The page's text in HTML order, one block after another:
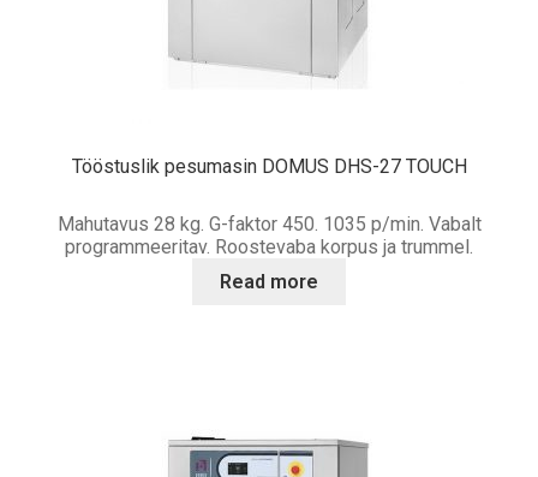
Tööstuslik pesumasin DOMUS DHS-27 TOUCH
Mahutavus 28 kg. G-faktor 450. 1035 p/min. Vabalt
programmeeritav. Roostevaba korpus ja trummel.
Read more